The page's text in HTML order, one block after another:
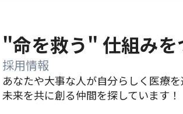
"命を救う" 仕組みを
採用情報
あなたや大事な人が自分らしく医療を
未来を共に創る仲間を探しています！